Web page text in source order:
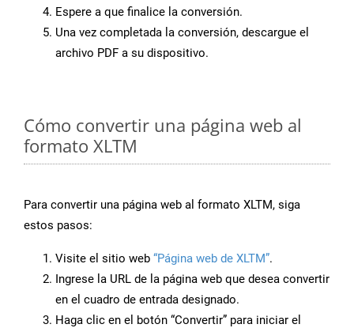
Espere a que finalice la conversión.
Una vez completada la conversión, descargue el
archivo PDF a su dispositivo.
Cómo convertir una página web al
formato XLTM
Para convertir una página web al formato XLTM, siga
estos pasos:
Visite el sitio web “Página web de XLTM”.
Ingrese la URL de la página web que desea convertir
en el cuadro de entrada designado.
Haga clic en el botón “Convertir” para iniciar el